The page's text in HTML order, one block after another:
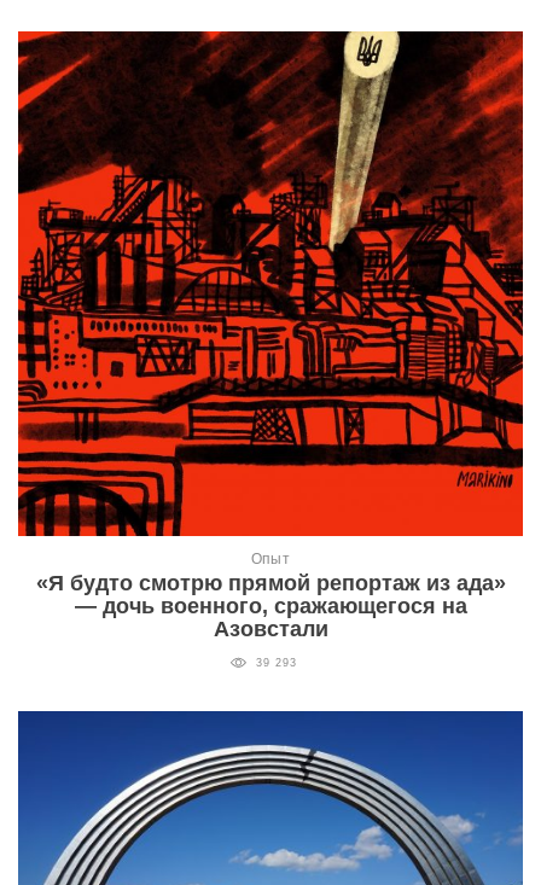
Опыт
«Я будто смотрю прямой репортаж из ада»
— дочь военного, сражающегося на
Азовстали
39 293